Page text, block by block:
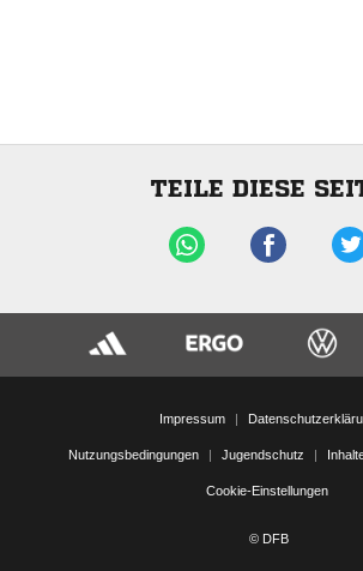
TEILE DIESE
Impressum |
Nutzungsbedingungen | Jugendschutz |
Cookie-Einstellungen
© DFB